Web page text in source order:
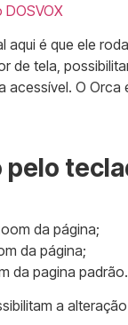
aqui é que ele
de tela,
acessível. O Orca
pelo
da página;
da página;
da pagina padrão.
a